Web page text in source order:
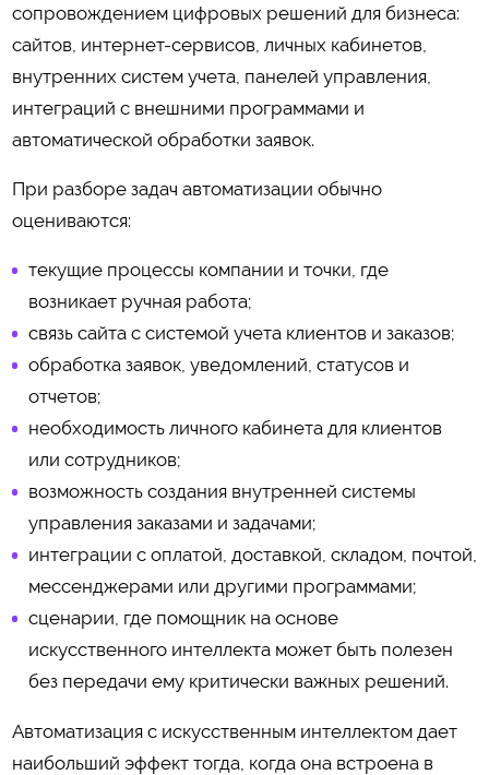
сопровождением цифровых решений для бизнеса:
сайтов, интернет-сервисов, личных кабинетов,
внутренних систем учета, панелей управления,
интеграций с внешними программами и
автоматической обработки заявок.
При разборе задач автоматизации обычно
оцениваются:
текущие процессы компании и точки, где
возникает ручная работа;
связь сайта с системой учета клиентов и заказов;
обработка заявок, уведомлений, статусов и
отчетов;
необходимость личного кабинета для клиентов
или сотрудников;
возможность создания внутренней системы
управления заказами и задачами;
интеграции с оплатой, доставкой, складом, почтой,
мессенджерами или другими программами;
сценарии, где помощник на основе
искусственного интеллекта может быть полезен
без передачи ему критически важных решений.
Автоматизация с искусственным интеллектом дает
наибольший эффект тогда, когда она встроена в